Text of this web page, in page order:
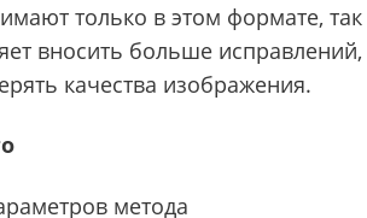
только в этом формате, так
вносить больше исправлений,
качества изображения.
метода